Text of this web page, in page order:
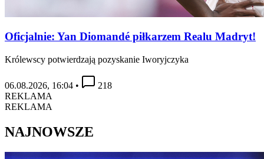
Oficjalnie: Yan Diomandé piłkarzem Realu Madryt!
Królewscy potwierdzają pozyskanie Iworyjczyka
06.08.2026, 16:04 •
218
REKLAMA
REKLAMA
NAJNOWSZE